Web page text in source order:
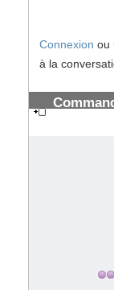
Connexion ou
à la